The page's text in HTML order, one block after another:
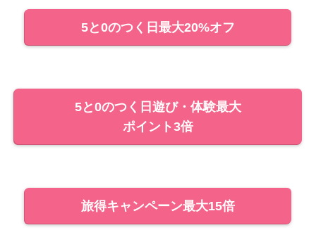
5と0のつく日最大20%オフ
5と0のつく日遊び・体験最大
ポイント3倍
旅得キャンペーン最大15倍